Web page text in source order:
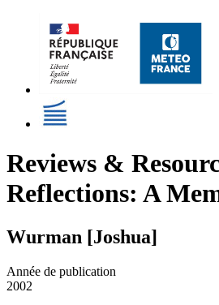
Reviews &
Reflections: A
Wurman [Joshua]
Année de publication
2002